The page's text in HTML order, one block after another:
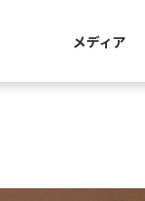
メディア